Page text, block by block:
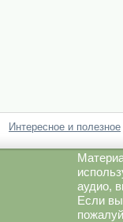
Интересное и полезное
аудио,
Если вы